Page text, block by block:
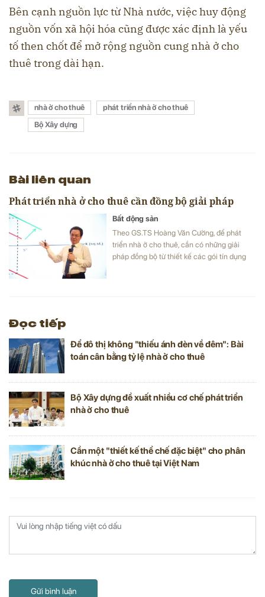
Bên cạnh nguồn lực từ Nhà nước, việc huy động
nguồn vốn xã hội hóa cũng được xác định là yếu
tố then chốt để mở rộng nguồn cung nhà ở cho
thuê trong dài hạn.
nhà ở cho thuê
phát triển nhà ở cho thuê
Bộ Xây dựng
Bài liên quan
Phát triển nhà ở cho thuê cần đồng bộ giải pháp
Bất động sản
Theo GS.TS Hoàng Văn Cường, để phát
triển nhà ở cho thuê, cần có những giải
pháp đồng bộ từ thiết kế các gói tín dụng
Đọc tiếp
Để đô thị không "thiếu ánh đèn về đêm": Bài
toán cân bằng tỷ lệ nhà ở cho thuê
Bộ Xây dựng đề xuất nhiều cơ chế phát triển
nhà ở cho thuê
Cần một "thiết kế thể chế đặc biệt" cho phân
khúc nhà ở cho thuê tại Việt Nam
Gửi bình luận